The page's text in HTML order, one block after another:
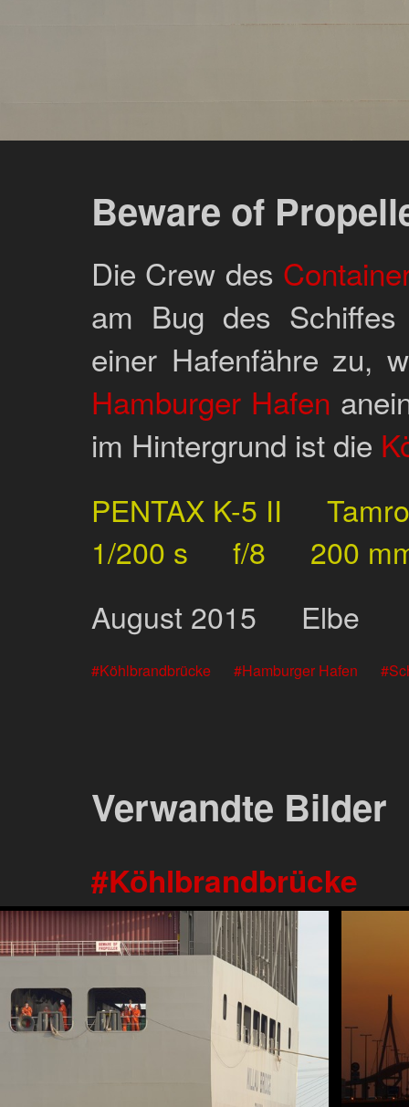
Beware of
Die Crew des
am Bug des
einer Hafenfähre zu,
Hamburger Hafen
im Hintergrund ist die
PENTAX K-5 II
1/200 s
f/8
200
August 2015 Elbe
Köhlbrandbrücke Hamburger Hafen
Verwandte Bilder
Köhlbrandbrücke